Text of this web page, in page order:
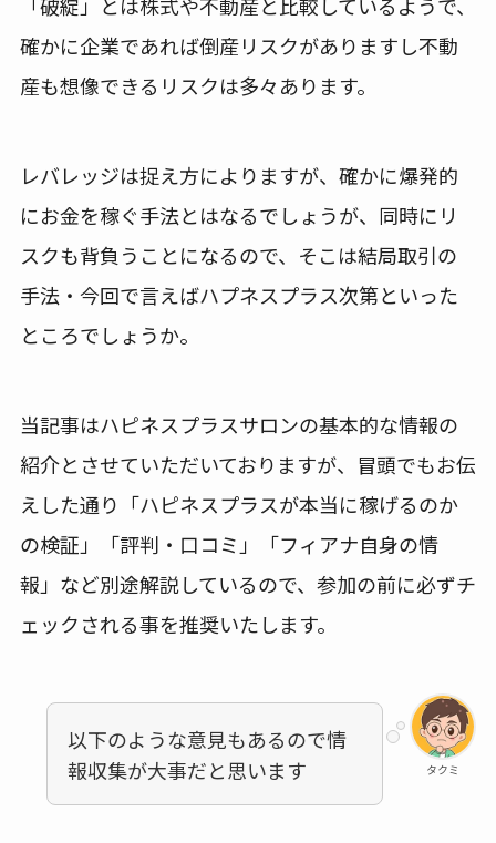
確かに企業であれば倒産リスクがありますし不動
産も想像できるリスクは多々あります。
レバレッジは捉え方によりますが、確かに爆発的
にお金を稼ぐ手法とはなるでしょうが、同時にリ
スクも背負うことになるので、そこは結局取引の
手法・今回で言えばハプネスプラス次第といった
ところでしょうか。
当記事はハピネスプラスサロンの基本的な情報の
紹介とさせていただいておりますが、冒頭でもお伝
えした通り「ハピネスプラスが本当に稼げるのか
の検証」「評判・口コミ」「フィアナ自身の情
報」など別途解説しているので、参加の前に必ずチ
ェックされる事を推奨いたします。
タクミ
以下のような意見もあるので情
報収集が大事だと思います